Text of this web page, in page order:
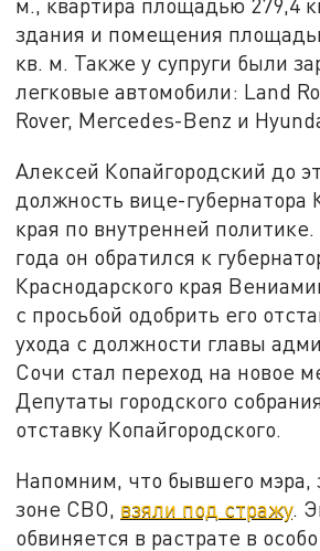
м., квартира площадью 279,4
здания и помещения
кв. м. Также у супруги были
легковые автомобили: Land
Rover, Mercedes-Benz и
Алексей Копайгородский до
должность вице-губернатора
края по внутренней
года он обратился к
Краснодарского края
с просьбой одобрить его
ухода с должности главы
Сочи стал переход на новое
Депутаты городского
отставку Копайгородского.
Напомним, что бывшего мэра,
зоне СВО, взяли под стражу.
обвиняется в растрате в